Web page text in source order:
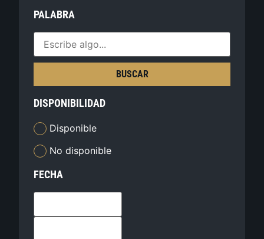
PALABRA
BUSCAR
DISPONIBILIDAD
Disponible
No disponible
FECHA